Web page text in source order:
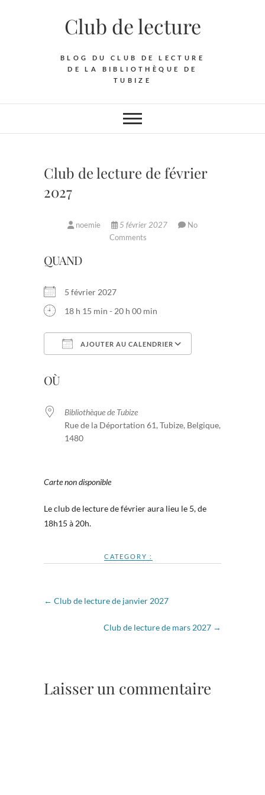
Club de lecture
BLOG DU CLUB DE LECTURE
DE LA BIBLIOTHÈQUE DE
TUBIZE
Club de lecture de février
2027
noemie 5 février 2027
No
Comments
QUAND
5 février 2027
18 h 15 min - 20 h 00 min
AJOUTER AU CALENDRIER
OÙ
Bibliothèque de Tubize
Rue de la Déportation 61, Tubize, Belgique,
1480
Carte non disponible
Le club de lecture de février aura lieu le 5, de
18h15 à 20h.
CATEGORY :
← Club de lecture de janvier 2027
Club de lecture de mars 2027 →
Laisser un commentaire